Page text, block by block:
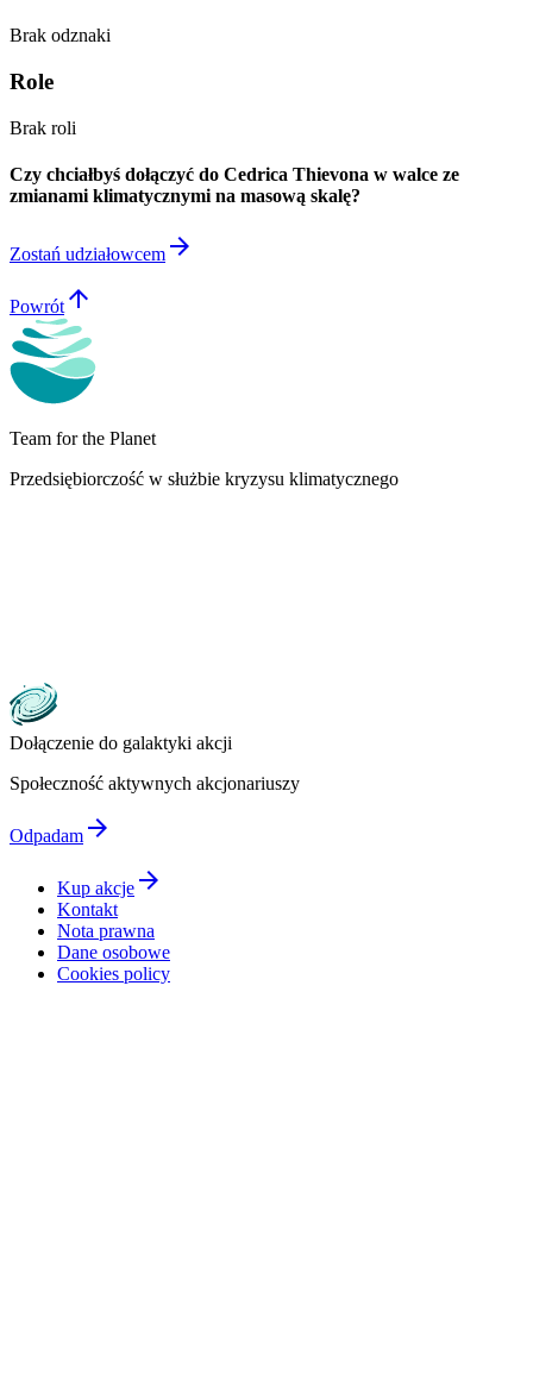
Brak odznaki
Role
Brak roli
Czy chciałbyś dołączyć do Cedrica Thievona w walce ze
zmianami klimatycznymi na masową skalę?
Zostań udziałowcem arrow_forward
Powrót arrow_upward
Team for the Planet
Przedsiębiorczość w służbie kryzysu klimatycznego
Dołączenie do galaktyki akcji
Społeczność aktywnych akcjonariuszy
Odpadam arrow_forward
Kup akcje arrow_forward
Kontakt
Nota prawna
Dane osobowe
Cookies policy